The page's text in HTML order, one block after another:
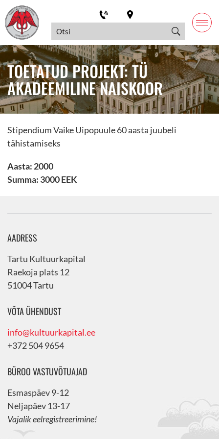
TOETATUD PROJEKT: TÜ
AKADEEMILINE NAISKOOR
Stipendium Vaike Uipopuule 60 aasta juubeli
tähistamiseks
Aasta: 2000
Summa: 3000 EEK
AADRESS
Tartu Kultuurkapital
Raekoja plats 12
51004 Tartu
VÕTA ÜHENDUST
info@kultuurkapital.ee
+372 504 9654
BÜROO VASTUVÕTUAJAD
Esmaspäev 9-12
Neljapäev 13-17
Vajalik eelregistreerimine!